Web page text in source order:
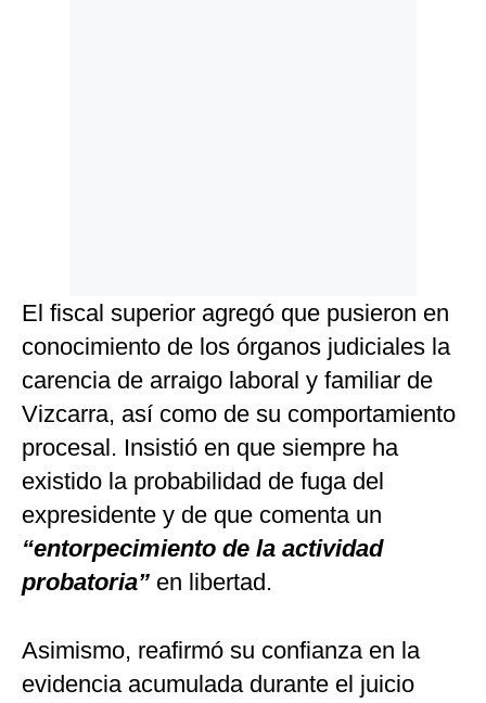
El fiscal superior agregó que pusieron en
conocimiento de los órganos judiciales la
carencia de arraigo laboral y familiar de
Vizcarra, así como de su comportamiento
procesal. Insistió en que siempre ha
existido la probabilidad de fuga del
expresidente y de que comenta un
“entorpecimiento de la actividad
probatoria” en libertad.
Asimismo, reafirmó su confianza en la
evidencia acumulada durante el juicio